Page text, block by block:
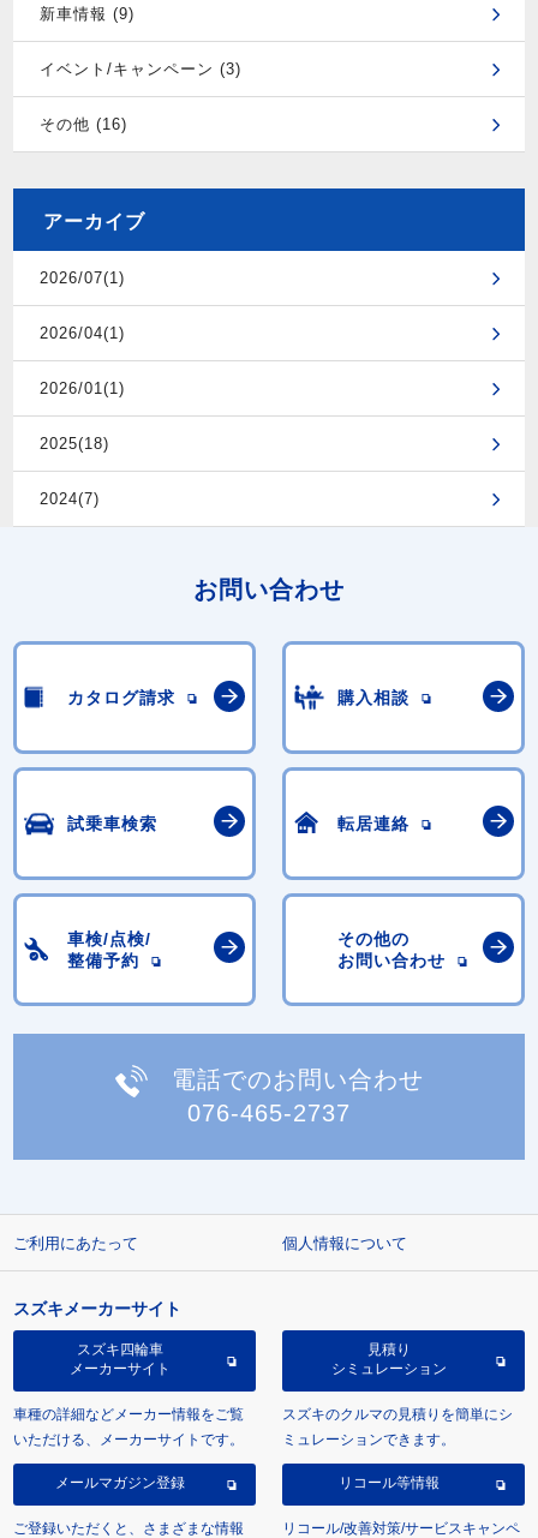
新車情報 (9)
イベント/キャンペーン (3)
その他 (16)
アーカイブ
2026/07(1)
2026/04(1)
2026/01(1)
2025(18)
2024(7)
お問い合わせ
カタログ請求 購入相談
試乗車検索 転居連絡
車検/点検/
整備予約
その他の
お問い合わせ
電話でのお問い合わせ
076-465-2737
ご利用にあたって 個人情報について
スズキメーカーサイト
スズキ四輪車
メーカーサイト
車種の詳細などメーカー情報をご覧
いただける、メーカーサイトです。
見積り
シミュレーション
スズキのクルマの見積りを簡単にシ
ミュレーションできます。
メールマガジン登録
ご登録いただくと、さまざまな情報
リコール等情報
リコール/改善対策/サービスキャンペ